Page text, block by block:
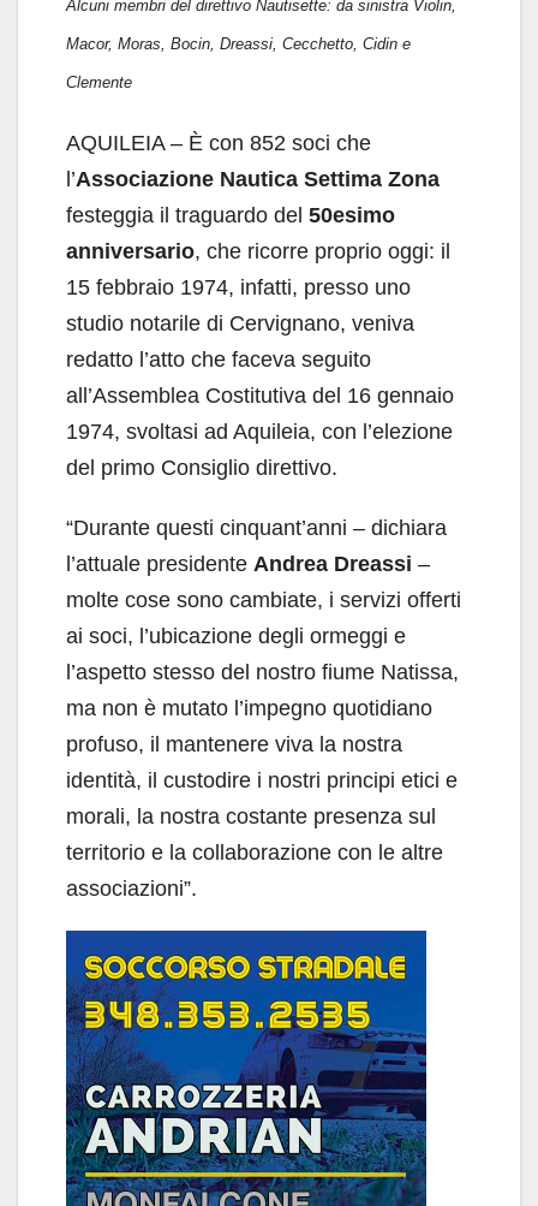
Alcuni membri del direttivo Nautisette: da sinistra Violin,
Macor, Moras, Bocin, Dreassi, Cecchetto, Cidin e
Clemente
AQUILEIA – È con 852 soci che
l’Associazione Nautica Settima Zona
festeggia il traguardo del 50esimo
anniversario, che ricorre proprio oggi: il
15 febbraio 1974, infatti, presso uno
studio notarile di Cervignano, veniva
redatto l’atto che faceva seguito
all’Assemblea Costitutiva del 16 gennaio
1974, svoltasi ad Aquileia, con l’elezione
del primo Consiglio direttivo.
“Durante questi cinquant’anni – dichiara
l’attuale presidente Andrea Dreassi –
molte cose sono cambiate, i servizi offerti
ai soci, l’ubicazione degli ormeggi e
l’aspetto stesso del nostro fiume Natissa,
ma non è mutato l’impegno quotidiano
profuso, il mantenere viva la nostra
identità, il custodire i nostri principi etici e
morali, la nostra costante presenza sul
territorio e la collaborazione con le altre
associazioni”.